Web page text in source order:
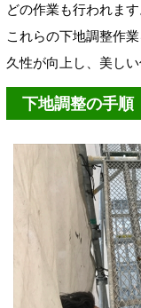
どの作業も行われます
これらの下地調整作
久性が向上し、美し
下地調整の手順